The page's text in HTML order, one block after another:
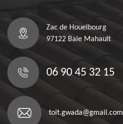
Zac de Houelbourg
97122 Baie Mahault
06 90 45 32 15
toit.gwada@gmail.com